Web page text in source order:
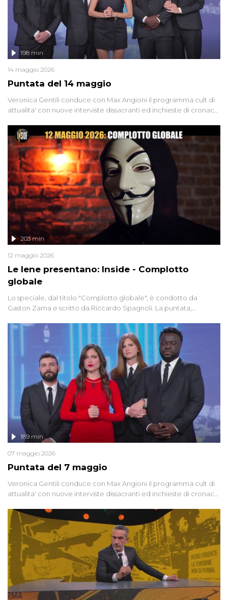
Puntata del 14 maggio
198 min
14 maggio 2026
Veronica Gentili conduce con Max Angioni il programma cult di
attualita' con nuove interviste dissacranti ed inchieste di cronaca
Le Iene presentano: Inside - Complotto
globale
203 min
12 maggio 2026
Lo speciale, dal titolo "Complotto globale", è condotto da
Gaston Zama e scritto da Riccardo Spagnoli. La puntata,
racconta l'universo delle narrazioni alternative, dei sospetti
globali e del complottismo che negli ultimi anni hanno invaso
social network, talk show, piazze digitali e immaginario collettivo.
Puntata del 7 maggio
189 min
07 maggio 2026
Veronica Gentili conduce con Max Angioni il programma cult di
attualita' con nuove interviste dissacranti ed inchieste di cronaca